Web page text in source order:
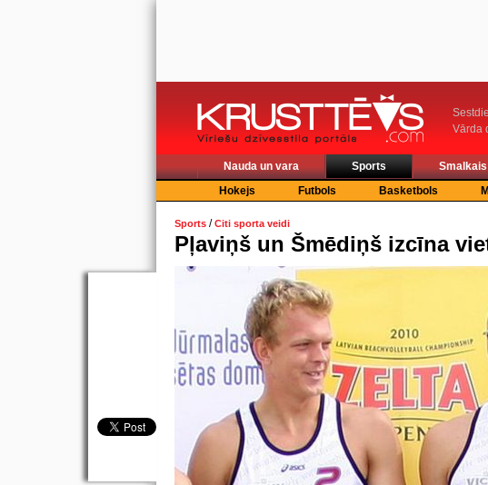
Vārda
Nauda un vara Sports
Hokejs
Futbols Basketbols
Sports /Citi sporta veidi
Pļaviņš un Šmēdiņš izcīna